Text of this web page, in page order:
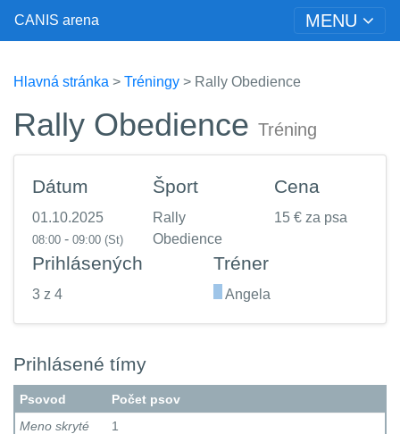
CANIS arena MENU
Hlavná stránka > Tréningy > Rally Obedience
Rally Obedience Tréning
Dátum
01.10.2025
08:00 - 09:00 (St)
Šport
Rally
Obedience
Cena
15 € za psa
Prihlásených
3 z 4
Tréner
Angela
Prihlásené tímy
Psovod
Počet psov
Meno skryté
1